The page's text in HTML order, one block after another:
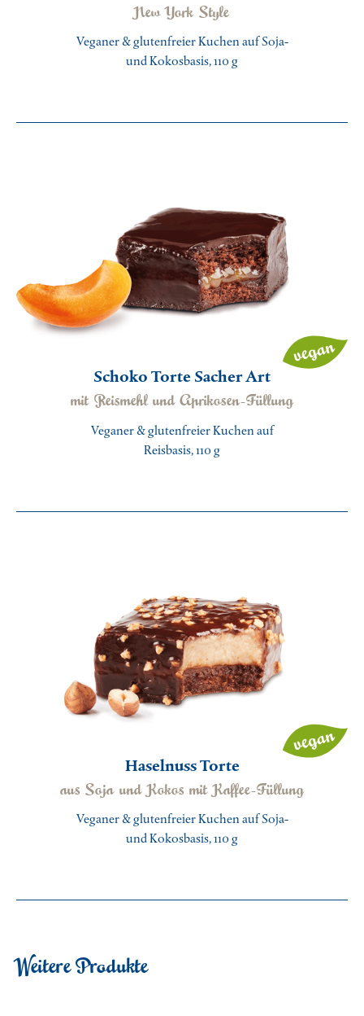
New York Style
Veganer & glutenfreier Kuchen auf Soja-
und Kokosbasis, 110 g
Schoko Torte Sacher Art
mit Reismehl und Aprikosen-Füllung
Veganer & glutenfreier Kuchen auf
Reisbasis, 110 g
Haselnuss Torte
aus Soja und Kokos mit Kaffee-Füllung
Veganer & glutenfreier Kuchen auf Soja-
und Kokosbasis, 110 g
Weitere Produkte